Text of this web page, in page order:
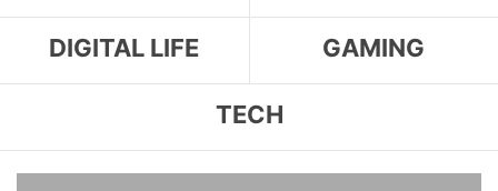
DIGITAL LIFE GAMING
TECH